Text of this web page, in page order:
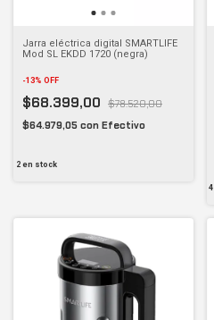
Jarra eléctrica digital SMARTLIFE
Mod SL EKDD 1720 (negra)
-13% OFF
$68.399,00
$78.520,00
$64.979,05 con Efectivo
2en stock
4